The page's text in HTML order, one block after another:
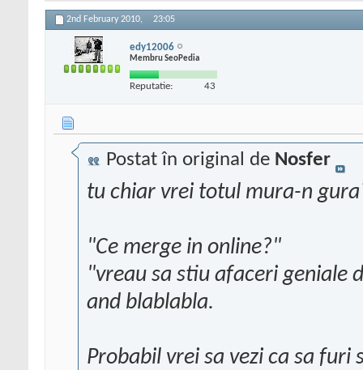
2nd February 2010, 23:05
edy12006
Membru SeoPedia
Reputatie: 43
Postat în original de Nosfer
tu chiar vrei totul mura-n
"Ce merge in online?"
"vreau sa stiu afaceri geniale
and blablabla.
Probabil vrei sa vezi ca sa furi